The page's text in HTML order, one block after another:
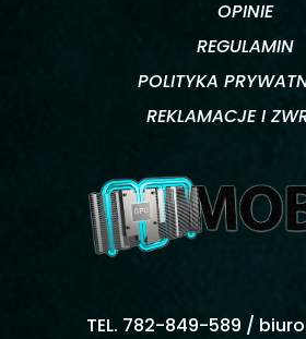
OPINIE
REGULAMIN
POLITYKA
REKLAMACJE I
TEL. 782-849-589 /